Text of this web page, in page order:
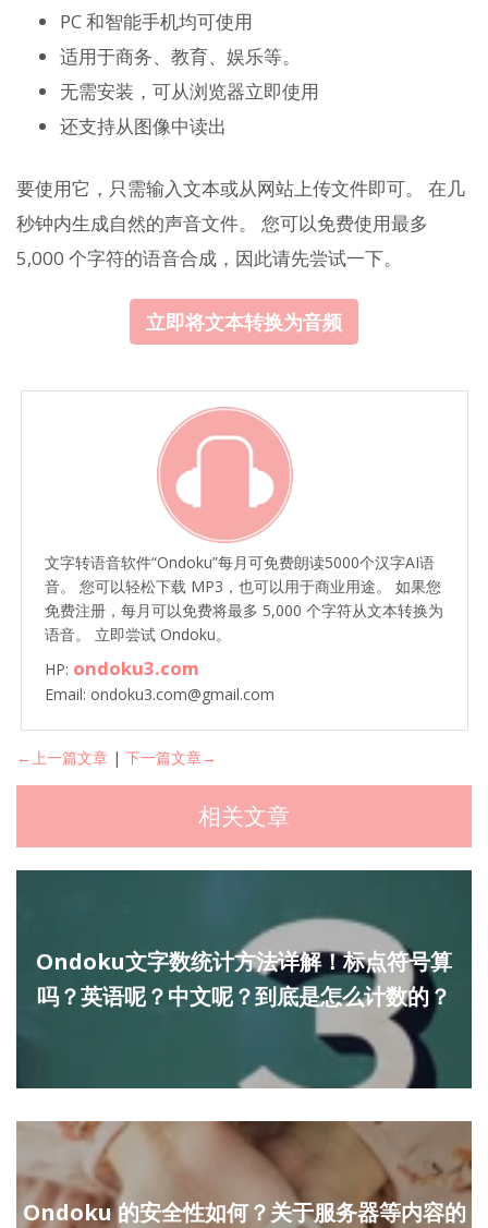
PC 和智能手机均可使用
适用于商务、教育、娱乐等。
无需安装，可从浏览器立即使用
还支持从图像中读出
要使用它，只需输入文本或从网站上传文件即可。 在几
秒钟内生成自然的声音文件。 您可以免费使用最多
5,000 个字符的语音合成，因此请先尝试一下。
立即将文本转换为音频
文字转语音软件“Ondoku”每月可免费朗读5000个汉字AI语
音。 您可以轻松下载 MP3，也可以用于商业用途。 如果您
免费注册，每月可以免费将最多 5,000 个字符从文本转换为
语音。 立即尝试 Ondoku。
HP: ondoku3.com
Email: ondoku3.com@gmail.com
←上一篇文章 | 下一篇文章→
相关文章
Ondoku文字数统计方法详解！标点符号算
吗？英语呢？中文呢？到底是怎么计数的？
Ondoku 的安全性如何？关于服务器等内容的